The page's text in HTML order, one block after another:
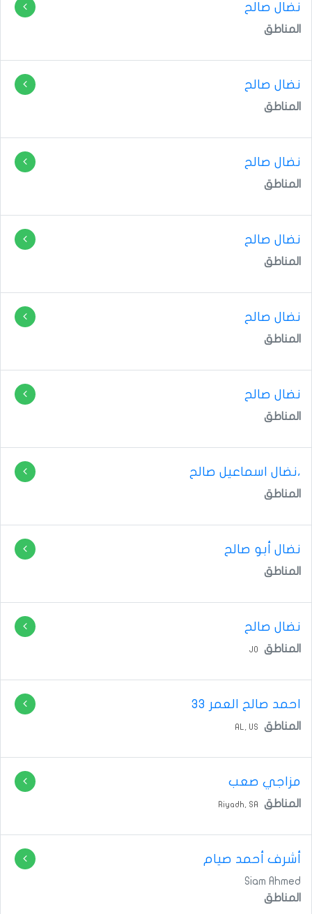
نضال صالح
المناطق
نضال صالح
المناطق
نضال صالح
المناطق
نضال صالح
المناطق
المناطق
المناطق
،نضال اسماعيل صالح
المناطق
نضال أبو صالح
المناطق
نضال صالح
المناطق JO
احمد صالح العمر 33
المناطق AL, US
مزاجي صعب
المناطق Riyadh, SA
أشرف أحمد صيام
Siam Ahmed
المناطق